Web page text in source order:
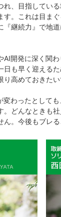
れ、目指してい
す。これは目ま
『継続力』で地
AI開発に深く関
日も早く迎える
高めておきたい
変わったとして
。どんなときも
。今後もブレる